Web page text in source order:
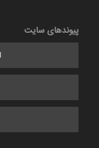
پیوندهای سایت